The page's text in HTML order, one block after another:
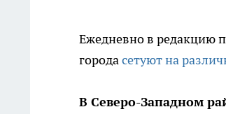
Ежедневно в редакцию
городасетуют на
В Северо-Западном